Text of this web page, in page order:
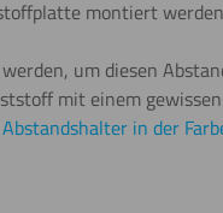
montiert
um diesen
mit einem
Abstandshalter in der